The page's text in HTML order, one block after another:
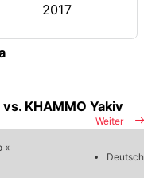
2017
Weiter
KHAMMO Yakiv
«
Deutsch